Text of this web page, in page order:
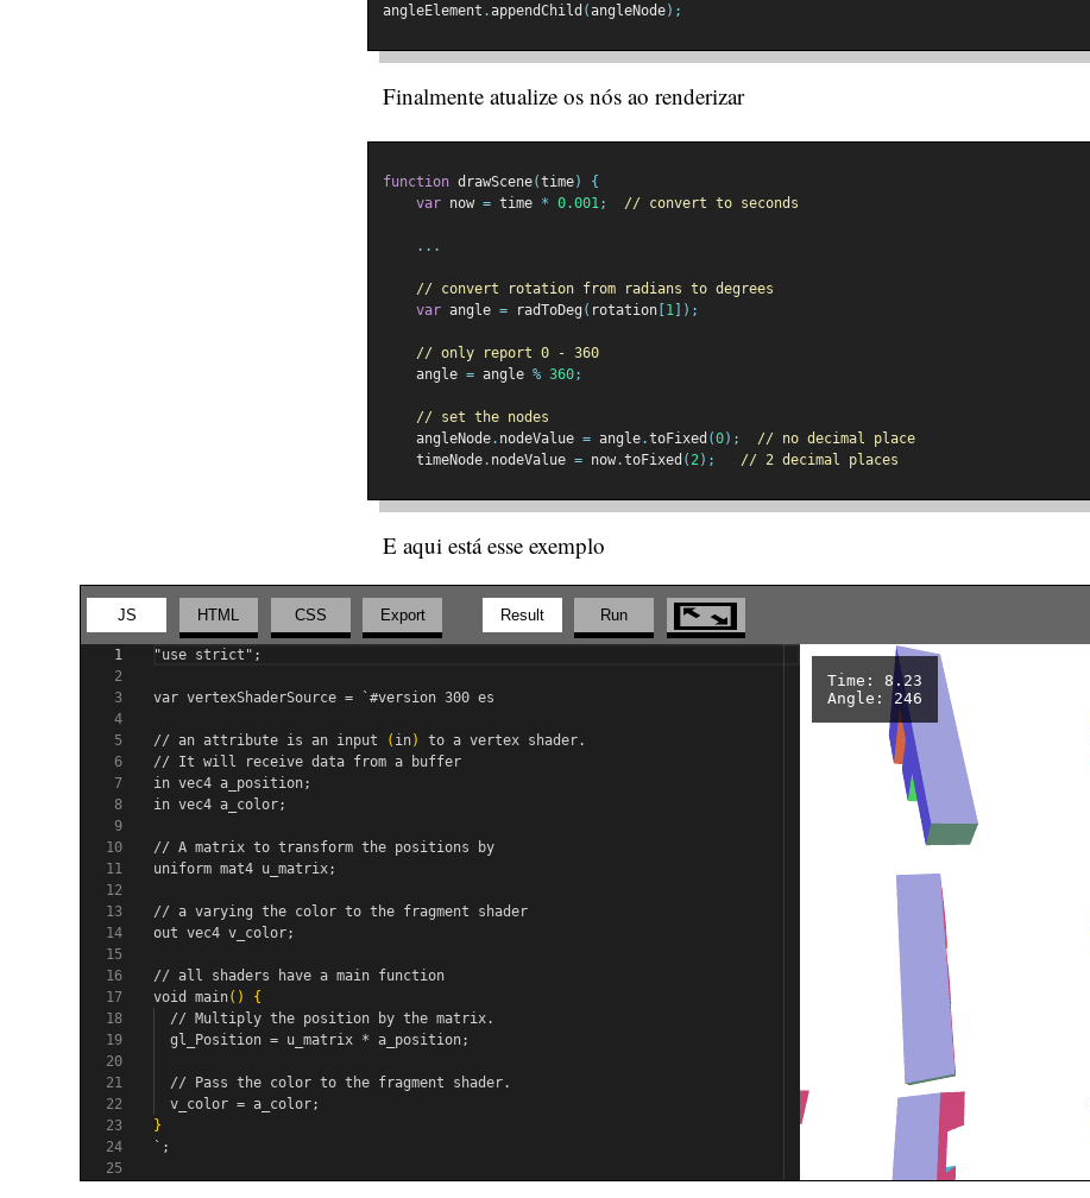
angleElement .appendChild (angleNode);
Finalmente atualize os nós ao renderizar
function drawScene(time)
{
var now = time * 0.001 ; // convert to seconds
...
// convert rotation from radians to degrees
var angle = radToDeg ( rotation [1 ]);
// only report 0 - 360
    angle
= angle % 360;
// set the nodes
    angleNode
. nodeValue = angle.toFixed (0);
// no decimal place
    timeNode
. nodeValue = now.toFixed ( 2 ); // 2 decimal places
E aqui está esse exemplo